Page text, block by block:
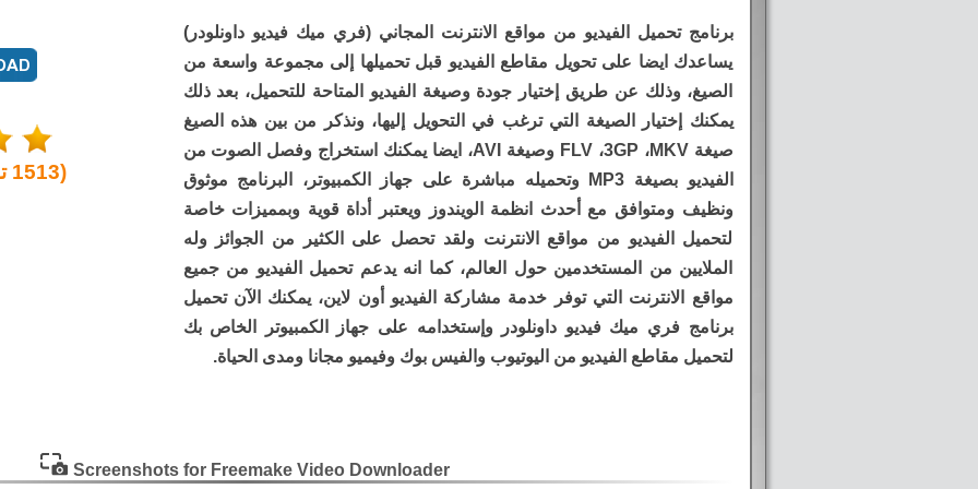
برنامج تحميل الفيديو من مواقع الانترنت المجاني (فري ميك فيديو داونلودر)
يساعدك ايضا على تحويل مقاطع الفيديو قبل تحميلها إلى مجموعة واسعة من
الصيغ، وذلك عن طريق إختيار جودة وصيغة الفيديو المتاحة للتحميل، بعد ذلك
يمكنك إختيار الصيغة التي ترغب في التحويل إليها، ونذكر من بين هذه الصيغ
صيغة FLV ،3GP ،MKV وصيغة AVI، ايضا يمكنك استخراج وفصل الصوت من
الفيديو بصيغة MP3 وتحميله مباشرة على جهاز الكمبيوتر، البرنامج موثوق
ونظيف ومتوافق مع أحدث انظمة الويندوز ويعتبر أداة قوية وبمميزات خاصة
لتحميل الفيديو من مواقع الانترنت ولقد تحصل على الكثير من الجوائز وله
الملايين من المستخدمين حول العالم، كما انه يدعم تحميل الفيديو من جميع
مواقع الانترنت التي توفر خدمة مشاركة الفيديو أون لاين، يمكنك الآن تحميل
برنامج فري ميك فيديو داونلودر وإستخدامه على جهاز الكمبيوتر الخاص بك
لتحميل مقاطع الفيديو من اليوتيوب والفيس بوك وفيميو مجانا ومدى الحياة.
(
1513
Screenshots for Freemake Video Downloader